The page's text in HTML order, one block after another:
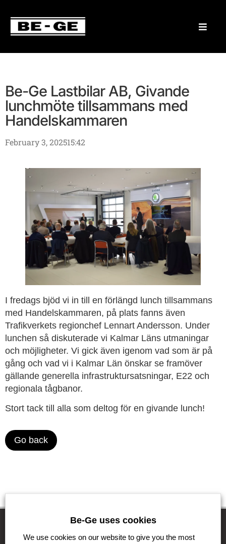
Be-Ge Lastbilar AB, Givande
lunchmöte tillsammans med
Handelskammaren
February 3, 202515:42
I fredags bjöd vi in till en förlängd lunch tillsammans
med Handelskammaren, på plats fanns även
Trafikverkets regionchef Lennart Andersson. Under
lunchen så diskuterade vi Kalmar Läns utmaningar
och möjligheter. Vi gick även igenom vad som är på
gång och vad vi i Kalmar Län önskar se framöver
gällande generella infrastruktursatsningar, E22 och
regionala tågbanor.
Stort tack till alla som deltog för en givande lunch!
Go back
Be-Ge uses cookies
We use cookies on our website to give you the most